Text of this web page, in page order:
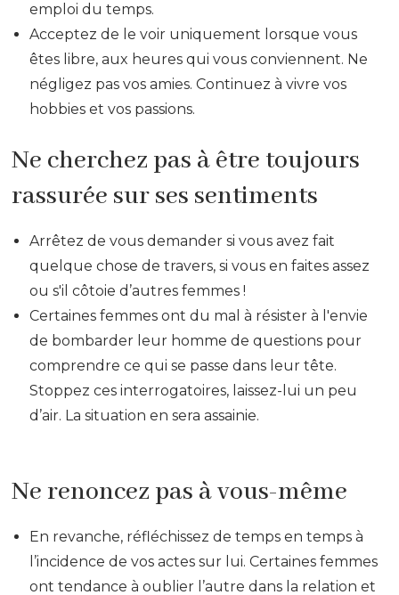
emploi du temps.
Acceptez de le voir uniquement lorsque vous
êtes libre, aux heures qui vous conviennent. Ne
négligez pas vos amies. Continuez à vivre vos
hobbies et vos passions.
Ne cherchez pas à être toujours
rassurée sur ses sentiments
Arrêtez de vous demander si vous avez fait
quelque chose de travers, si vous en faites assez
ou s'il côtoie d’autres femmes !
Certaines femmes ont du mal à résister à l'envie
de bombarder leur homme de questions pour
comprendre ce qui se passe dans leur tête.
Stoppez ces interrogatoires, laissez-lui un peu
d’air. La situation en sera assainie.
Ne renoncez pas à vous-même
En revanche, réfléchissez de temps en temps à
l’incidence de vos actes sur lui. Certaines femmes
ont tendance à oublier l’autre dans la relation et